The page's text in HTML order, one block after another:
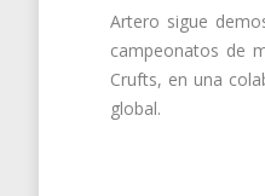
Artero sigue
campeonatos de
Crufts, en una
global.